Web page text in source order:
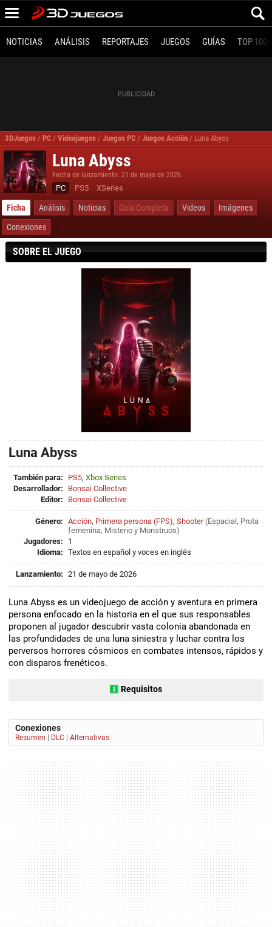
NOTICIAS ANÁLISIS REPORTAJES JUEGOS GUÍAS TOP 100
3DJuegos / PC / Videojuegos / Juegos PC / Juegos Acción / Luna Abyss
Luna Abyss
Fecha de lanzamiento: 21 de mayo de 2026
PC PS5 XSeries
Ficha Análisis Noticias Guía Completa Videos
Imágenes
Conexiones
SOBRE EL JUEGO
Luna Abyss
También para: PS5, Xbox Series
Desarrollador:
Bonsai Collective
Editor:
Bonsai Collective
Género: Acción, Primera persona (FPS), Shooter (Espacial , Prota
femenina, Misterio y Monstruos)
Jugadores:
1
Idioma: Textos en español y voces en inglés
Lanzamiento: 21 de mayo de 2026
Luna Abyss es un videojuego de acción y aventura en primera
persona enfocado en la historia en el que sus responsables
proponen al jugador descubrir vasta colonia abandonada en
las profundidades de una luna siniestra y luchar contra los
perversos horrores cósmicos en combates intensos, rápidos y
con disparos frenéticos.
Requisitos
Conexiones
Resumen DLC Alternativas